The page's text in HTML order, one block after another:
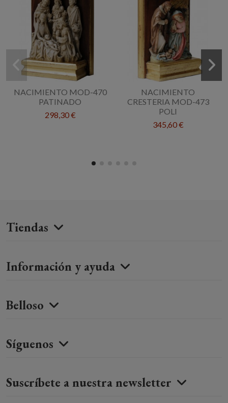
NACIMIENTO MOD-470
PATINADO
298,30 €
NACIMIENTO
CRESTERIA MOD-473
POLI
345,60 €
Tiendas
Información y ayuda
Belloso
Síguenos
Suscríbete a nuestra newsletter